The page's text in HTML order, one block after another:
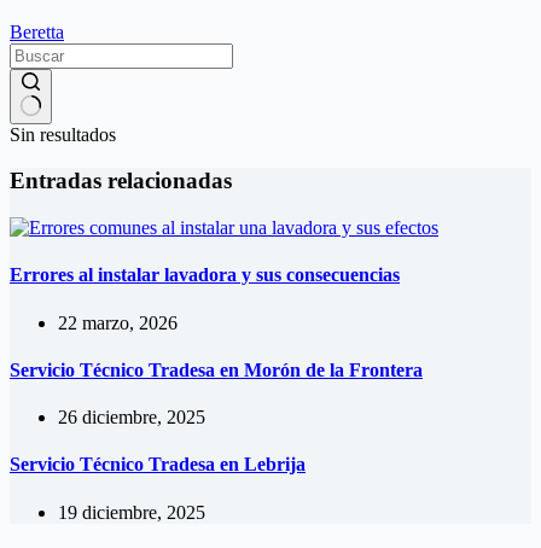
Beretta
Sin resultados
Entradas relacionadas
Errores al instalar lavadora y sus consecuencias
22 marzo, 2026
Servicio Técnico Tradesa en Morón de la Frontera
26 diciembre, 2025
Servicio Técnico Tradesa en Lebrija
19 diciembre, 2025